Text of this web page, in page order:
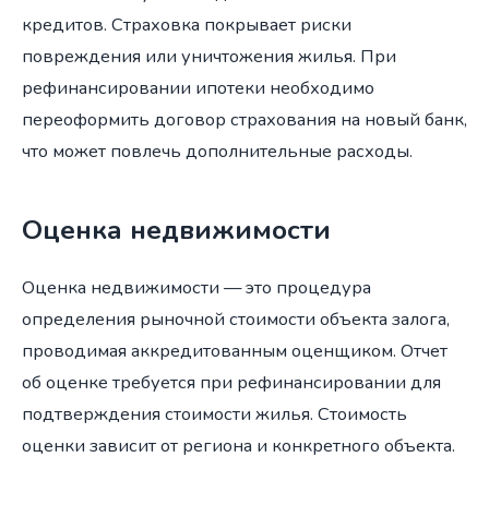
кредитов. Страховка покрывает риски
повреждения или уничтожения жилья. При
рефинансировании ипотеки необходимо
переоформить договор страхования на новый банк,
что может повлечь дополнительные расходы.
Оценка недвижимости
Оценка недвижимости — это процедура
определения рыночной стоимости объекта залога,
проводимая аккредитованным оценщиком. Отчет
об оценке требуется при рефинансировании для
подтверждения стоимости жилья. Стоимость
оценки зависит от региона и конкретного объекта.